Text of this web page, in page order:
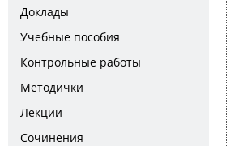
Доклады
Учебные пособия
Контрольные работы
Методички
Лекции
Сочинения